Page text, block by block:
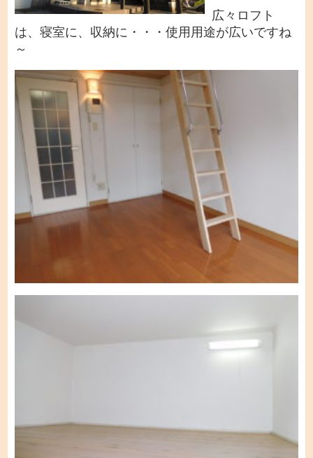
広々ロフト
は、寝室に、収納に・・・使用用途が広いですね
～